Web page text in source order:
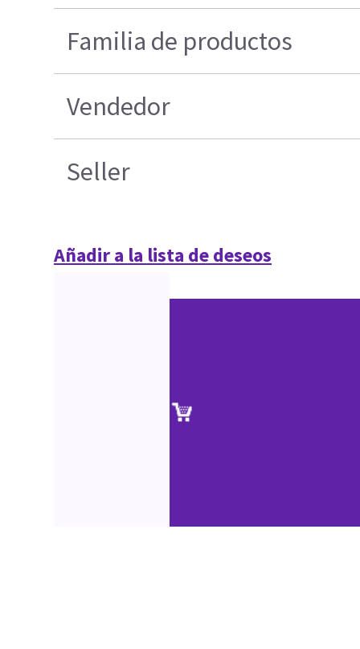
Familia de productos
Vendedor
Seller
Añadir a la lista de deseos